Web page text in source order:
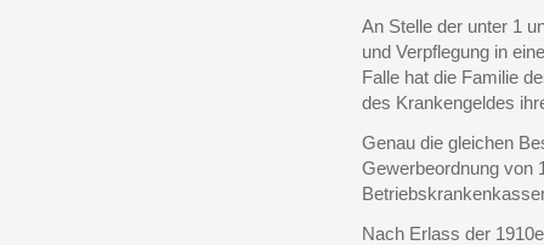
An Stelle der unter 1
und Verpflegung in
Falle hat die Familie
des Krankengeldes
Genau die gleichen
Gewerbeordnung von
Nach Erlass der